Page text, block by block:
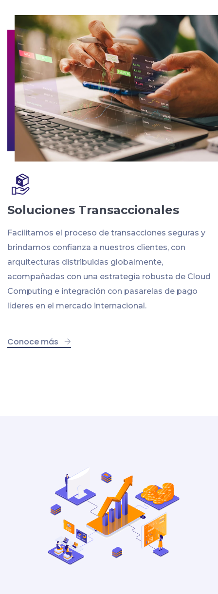
Soluciones Transaccionales
Facilitamos el proceso de transacciones seguras y
brindamos confianza a nuestros clientes, con
arquitecturas distribuidas globalmente,
acompañadas con una estrategia robusta de Cloud
Computing e integración con pasarelas de pago
líderes en el mercado internacional.
Conoce más